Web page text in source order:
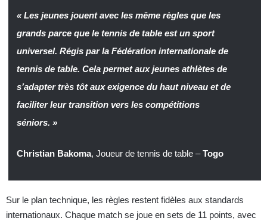
« Les jeunes jouent avec les même règles que les
grands parce que le tennis de table est un sport
universel. Régis par la Fédération internationale de
tennis de table. Cela permet aux jeunes athlètes de
s’adapter très tôt aux exigence du haut niveau et de
faciliter leur transition vers les compétitions
séniors. »
Christian Bakoma, Joueur de tennis de table –Togo
Sur le plan technique, les règles restent fidèles aux standards
internationaux. Chaque match se joue en sets de 11 points, avec